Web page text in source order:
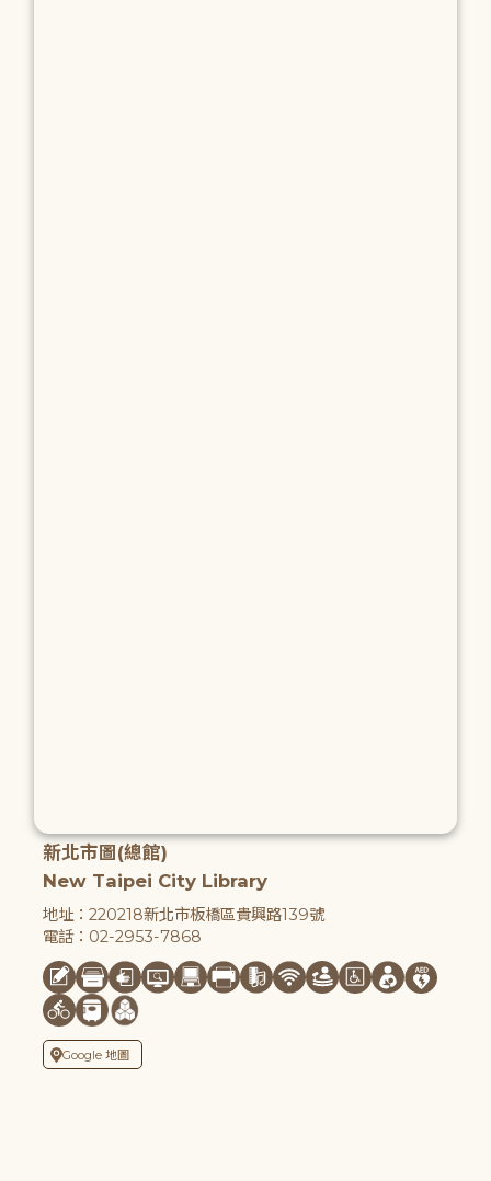
新北市圖(總館)
New Taipei City Library
地址：220218新北市板橋區貴興路139號
電話：02-2953-7868
Google 地圖